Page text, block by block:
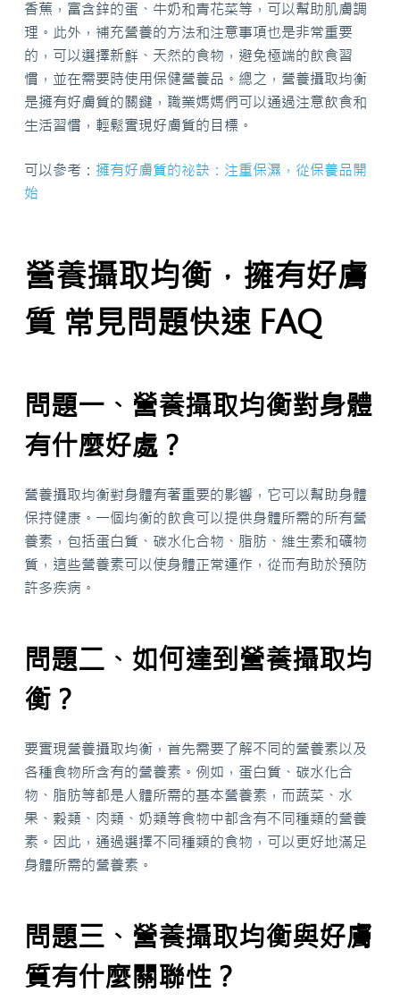
香蕉，富含鋅的蛋、牛奶和青花菜等，可以幫助肌膚調
理。此外，補充營養的方法和注意事項也是非常重要
的，可以選擇新鮮、天然的食物，避免極端的飲食習
慣，並在需要時使用保健營養品。總之，營養攝取均衡
是擁有好膚質的關鍵，職業媽媽們可以通過注意飲食和
生活習慣，輕鬆實現好膚質的目標。
可以參考： 擁有好膚質的祕訣：注重保濕，從保養品開
始
營養攝取均衡，擁有好膚
質 常見問題快速 FAQ
問題一、營養攝取均衡對身體
有什麼好處？
營養攝取均衡對身體有著重要的影響，它可以幫助身體
保持健康。一個均衡的飲食可以提供身體所需的所有營
養素，包括蛋白質、碳水化合物、脂肪、維生素和礦物
質，這些營養素可以使身體正常運作，從而有助於預防
許多疾病。
問題二、如何達到營養攝取均
衡？
要實現營養攝取均衡，首先需要了解不同的營養素以及
各種食物所含有的營養素。例如，蛋白質、碳水化合
物、脂肪等都是人體所需的基本營養素，而蔬菜、水
果、穀類、肉類、奶類等食物中都含有不同種類的營養
素。因此，通過選擇不同種類的食物，可以更好地滿足
身體所需的營養素。
問題三、營養攝取均衡與好膚
質有什麼關聯性？